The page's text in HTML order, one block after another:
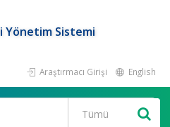
Yönetim Sistemi
Araştırmacı Girişi English